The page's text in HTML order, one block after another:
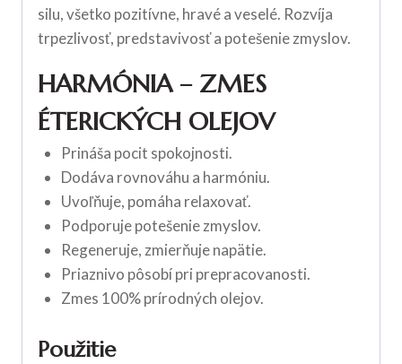
silu, všetko pozitívne, hravé a veselé. Rozvíja
trpezlivosť, predstavivosť a potešenie zmyslov.
HARMÓNIA – ZMES
ÉTERICKÝCH OLEJOV
Prináša pocit spokojnosti.
Dodáva rovnováhu a harmóniu.
Uvoľňuje, pomáha relaxovať.
Podporuje potešenie zmyslov.
Regeneruje, zmierňuje napätie.
Priaznivo pôsobí pri prepracovanosti.
Zmes 100% prírodných olejov.
Použitie